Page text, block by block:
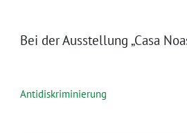
Bei der Ausstellung „Casa
Antidiskriminierung